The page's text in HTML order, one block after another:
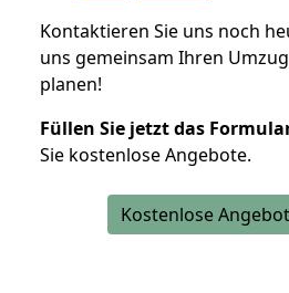
Kontaktieren Sie uns noch
uns gemeinsam Ihren
planen!
Füllen Sie jetzt das
Sie kostenlose Angebote.
Kostenlose